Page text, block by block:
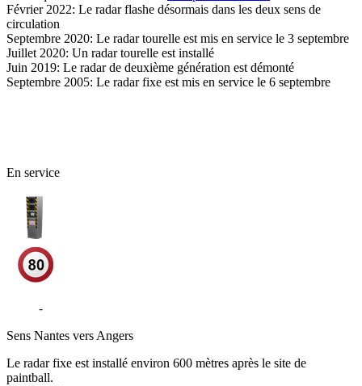
Février 2022: Le radar flashe désormais dans les deux sens de
circulation
Septembre 2020: Le radar tourelle est mis en service le 3 septembre
Juillet 2020: Un radar tourelle est installé
Juin 2019: Le radar de deuxième génération est démonté
Septembre 2005: Le radar fixe est mis en service le 6 septembre
En service
-
Sens Nantes vers Angers
Le radar fixe est installé environ 600 mètres après le site de
paintball.